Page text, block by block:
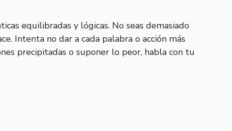
equilibradas y lógicas. No seas demasiado
Intenta no dar a cada palabra o acción más
precipitadas o suponer lo peor, habla con tu